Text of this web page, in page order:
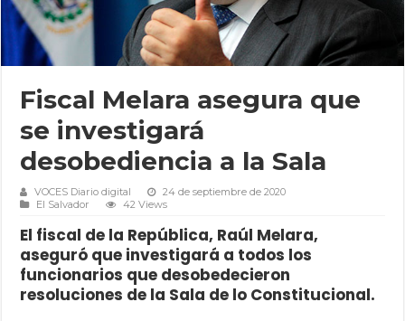
Fiscal Melara asegura que
se investigará
desobediencia a la Sala
VOCES Diario digital
24 de septiembre de 2020
El Salvador
42 Views
El fiscal de la República, Raúl Melara,
aseguró que investigará a todos los
funcionarios que desobedecieron
resoluciones de la Sala de lo Constitucional.